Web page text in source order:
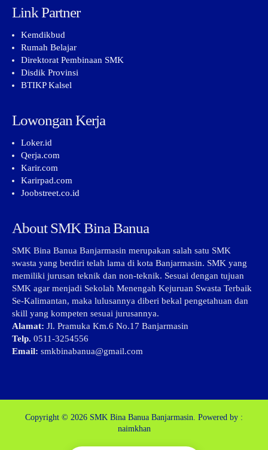
Link Partner
Kemdikbud
Rumah Belajar
Direktorat Pembinaan SMK
Disdik Provinsi
BTIKP Kalsel
Lowongan Kerja
Loker.id
Qerja.com
Karir.com
Karirpad.com
Joobstreet.co.id
About SMK Bina Banua
SMK Bina Banua Banjarmasin merupakan salah satu SMK
swasta yang berdiri telah lama di kota Banjarmasin. SMK yang
memiliki jurusan teknik dan non-teknik. Sesuai dengan tujuan
SMK agar menjadi Sekolah Menengah Kejuruan Swasta Terbaik
Se-Kalimantan, maka lulusannya diberi bekal pengetahuan dan
skill yang kompeten sesuai jurusannya.
Alamat: Jl. Pramuka Km.6 No.17 Banjarmasin
Telp. 0511-3254556
Email: smkbinabanua@gmail.com
Copyright © 2026 SMK Bina Banua Banjarmasin. Powered by :
naimkhan